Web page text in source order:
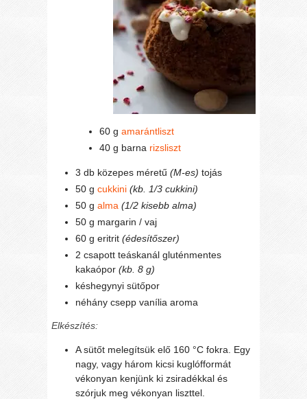
60 gamarántliszt
40 g barna rizsliszt
3 db közepes méretű(M-es) tojás
50 gcukkini (kb. 1/3 cukkini)
50 galma (1/2 kisebb alma)
50 g margarin / vaj
60 g eritrit(édesítőszer)
2 csapott teáskanál gluténmentes
kakaópor(kb. 8 g)
késhegynyi sütőpor
néhány csepp vanília aroma
Elkészítés:
A sütőt melegítsük elő 160 °C fokra. Egy
nagy, vagy három kicsi kuglófformát
vékonyan kenjünk ki zsiradékkal és
szórjuk meg vékonyan liszttel.